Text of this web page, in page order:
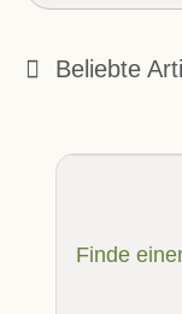
Beliebte
Finde